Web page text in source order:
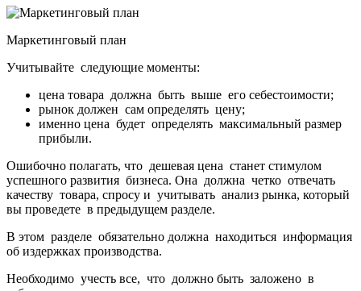
Маркетинговый план
Учитывайте следующие моменты:
цена товара должна быть выше его себестоимости;
рынок должен сам определять цену;
именно цена будет определять максимальный размер
прибыли.
Ошибочно полагать, что дешевая цена станет стимулом
успешного развития бизнеса. Она должна четко отвечать
качеству товара, спросу и учитывать анализ рынка, который
вы проведете в предыдущем разделе.
В этом разделе обязательно должна находиться информация
об издержках производства.
Необходимо учесть все, что должно быть заложено в